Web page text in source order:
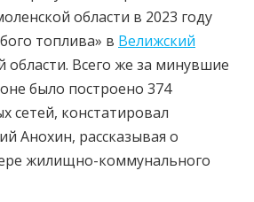
области в 2023 году
топлива» в Велижский
области. Всего же за минувшие
было построено 374
сетей, констатировал
Анохин, рассказывая о
жилищно-коммунального